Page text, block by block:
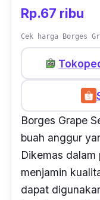
Rp.67 ribu
Cek harga Borges
Borges Grape
buah anggur
Dikemas dalam
menjamin
dapat